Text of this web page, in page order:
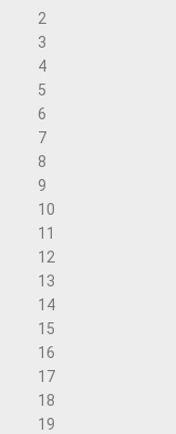
2
3
4
5
6
7
8
9
10
11
12
13
14
15
16
17
18
19